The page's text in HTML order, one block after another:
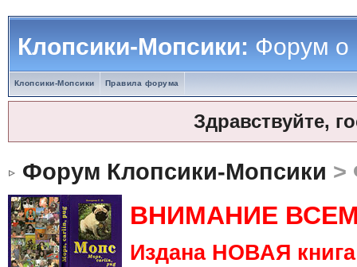
Клопсики-Мопсики:Форум о
Клопсики-Мопсики Правила форума
Здравствуйте,
Форум Клопсики-Мопсики >
ВНИМАНИЕ
Издана НОВАЯ